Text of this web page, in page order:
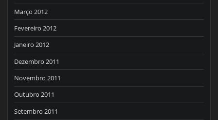
Março 2012
Fevereiro 2012
Janeiro 2012
Dezembro 2011
Novembro 2011
Outubro 2011
Setembro 2011